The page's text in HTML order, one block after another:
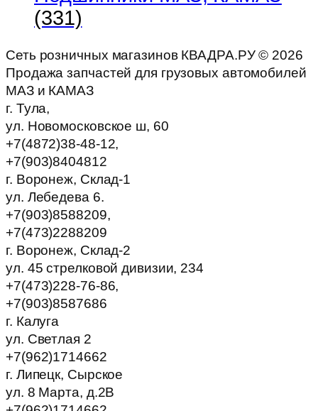
(331)
Сеть розничных магазинов КВАДРА.РУ © 2026
Продажа запчастей для грузовых автомобилей
МАЗ и КАМАЗ
г. Тула,
ул. Новомосковское ш, 60
+7(4872)38-48-12,
+7(903)8404812
г. Воронеж, Склад-1
ул. Лебедева 6.
+7(903)8588209,
+7(473)2288209
г. Воронеж, Склад-2
ул. 45 стрелковой дивизии, 234
+7(473)228-76-86,
+7(903)8587686
г. Калуга
ул. Светлая 2
+7(962)1714662
г. Липецк, Сырское
ул. 8 Марта, д.2В